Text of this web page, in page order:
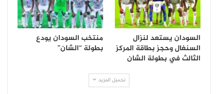
السودان يستعد لنزال
السنغال وحجز بطاقة المركز
الثالث في بطولة الشان
منتخب السودان يودع
بطولة “الشان”
تحميل المزيد